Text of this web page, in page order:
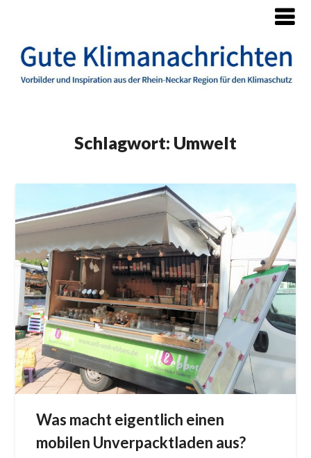
Schlagwort: Umwelt
Was macht eigentlich einen
mobilen Unverpacktladen aus?